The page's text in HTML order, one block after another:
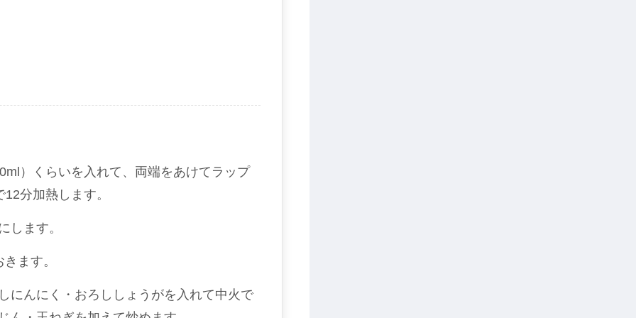
）くらいを入れて、両端をあけてラップ
分加熱します。
します。
ます。
にんにく・おろししょうがを入れて中火で